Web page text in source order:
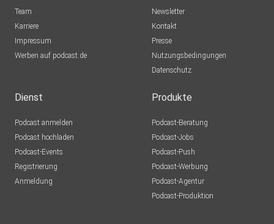
Team
Karriere
Impressum
Werben auf podcast.de
Newsletter
Kontakt
Presse
Nutzungsbedingungen
Datenschutz
Dienst
Podcast anmelden
Podcast hochladen
Podcast-Events
Registrierung
Anmeldung
Produkte
Podcast-Beratung
Podcast-Jobs
Podcast-Push
Podcast-Werbung
Podcast-Agentur
Podcast-Produktion